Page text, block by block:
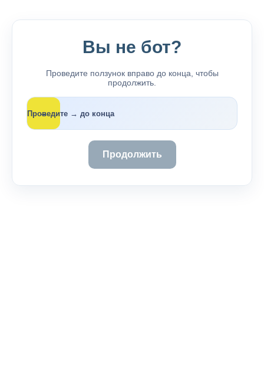
Вы не бот?
Проведите ползунок вправо до конца, чтобы
продолжить.
Проведите → до конца
→
Продолжить